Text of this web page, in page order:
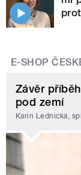
E-SHOP
Závěr
pod zemí
Karin Lednická,